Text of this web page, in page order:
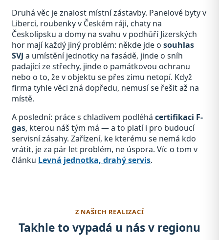
Druhá věc je znalost místní zástavby. Panelové byty v
Liberci, roubenky v Českém ráji, chaty na
Českolipsku a domy na svahu v podhůří Jizerských
hor mají každý jiný problém: někde jde o souhlas
SVJ a umístění jednotky na fasádě, jinde o sníh
padající ze střechy, jinde o památkovou ochranu
nebo o to, že v objektu se přes zimu netopí. Když
firma tyhle věci zná dopředu, nemusí se řešit až na
místě.
A poslední: práce s chladivem podléhá certifikaci F-
gas, kterou náš tým má — a to platí i pro budoucí
servisní zásahy. Zařízení, ke kterému se nemá kdo
vrátit, je za pár let problém, ne úspora. Víc o tom v
článku Levná jednotka, drahý servis.
Z NAŠICH REALIZACÍ
Takhle to vypadá u nás v regionu